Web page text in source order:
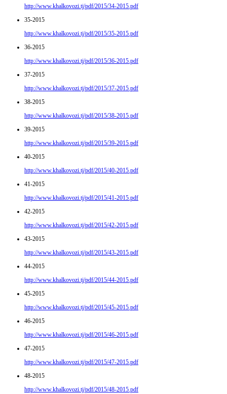
http://www.khalkovozi.tj/pdf/2015/34-2015.pdf
35-2015
http://www.khalkovozi.tj/pdf/2015/35-2015.pdf
36-2015
http://www.khalkovozi.tj/pdf/2015/36-2015.pdf
37-2015
http://www.khalkovozi.tj/pdf/2015/37-2015.pdf
38-2015
http://www.khalkovozi.tj/pdf/2015/38-2015.pdf
39-2015
http://www.khalkovozi.tj/pdf/2015/39-2015.pdf
40-2015
http://www.khalkovozi.tj/pdf/2015/40-2015.pdf
41-2015
http://www.khalkovozi.tj/pdf/2015/41-2015.pdf
42-2015
http://www.khalkovozi.tj/pdf/2015/42-2015.pdf
43-2015
http://www.khalkovozi.tj/pdf/2015/43-2015.pdf
44-2015
http://www.khalkovozi.tj/pdf/2015/44-2015.pdf
45-2015
http://www.khalkovozi.tj/pdf/2015/45-2015.pdf
46-2015
http://www.khalkovozi.tj/pdf/2015/46-2015.pdf
47-2015
http://www.khalkovozi.tj/pdf/2015/47-2015.pdf
48-2015
http://www.khalkovozi.tj/pdf/2015/48-2015.pdf